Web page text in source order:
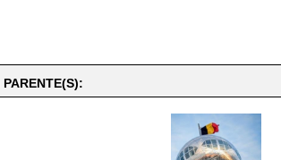
un bel exemple de transition entre les